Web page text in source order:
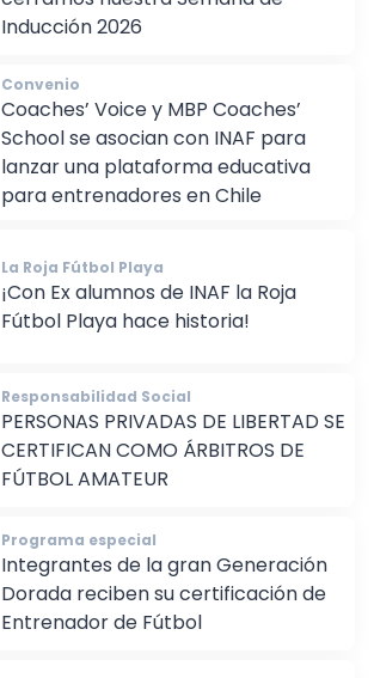
cerramos nuestra Semana de
Convenio
Coaches’ Voice y MBP Coaches’
School se asocian con INAF para
lanzar una plataforma educativa
para entrenadores en Chile
La Roja Fútbol Playa
¡Con Ex alumnos de INAF la Roja
Fútbol Playa hace historia!
Responsabilidad Social
PERSONAS PRIVADAS DE LIBERTAD SE
CERTIFICAN COMO ÁRBITROS DE
Programa especial
Integrantes de la gran Generación
Dorada reciben su certificación de